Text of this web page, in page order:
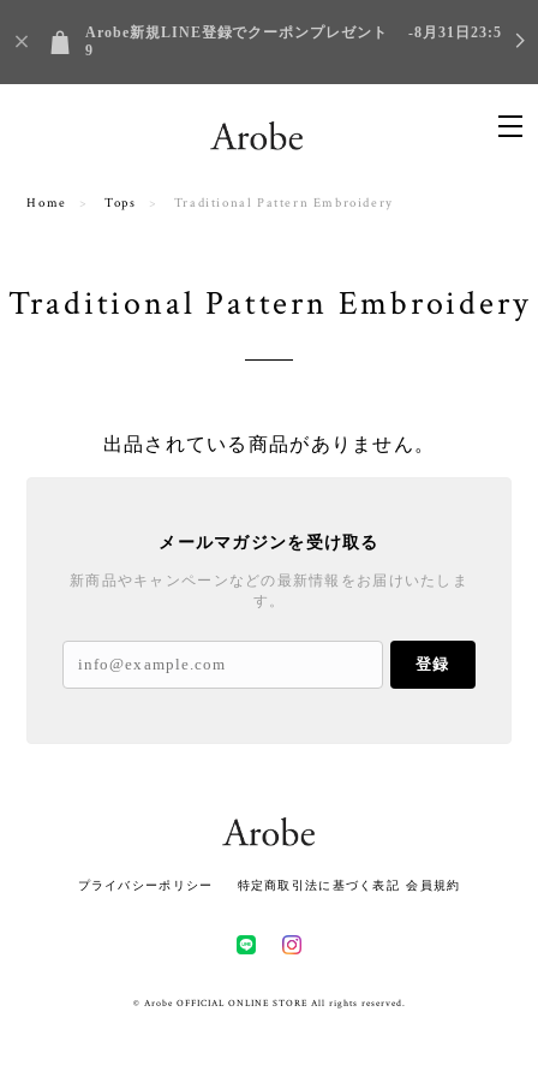
Arobe新規LINE登録でクーポンプレゼント -8月31日23:5
9
Home Tops Traditional Pattern Embroidery
Traditional Pattern Embroidery
出品されている商品がありません。
メールマガジンを受け取る
新商品やキャンペーンなどの最新情報をお届けいたしま
す。
登録
プライバシーポリシー 特定商取引法に基づく表記 会員規約
© Arobe OFFICIAL ONLINE STORE All rights reserved.